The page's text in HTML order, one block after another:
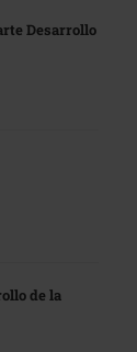
Desarrollo
de la